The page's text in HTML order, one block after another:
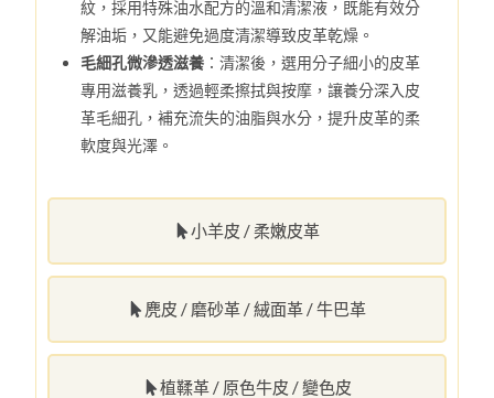
小羊皮 / 柔嫩皮革
麂皮 / 磨砂革 / 絨面革 / 牛巴革
植鞣革 / 原色牛皮 / 變色皮
紋，採用特殊油水配方的溫和清潔液，既能有效分
解油垢，又能避免過度清潔導致皮革乾燥。
毛細孔微滲透滋養 ：清潔後，選用分子細小的皮革
專用滋養乳，透過輕柔擦拭與按摩，讓養分深入皮
革毛細孔，補充流失的油脂與水分，提升皮革的柔
軟度與光澤。